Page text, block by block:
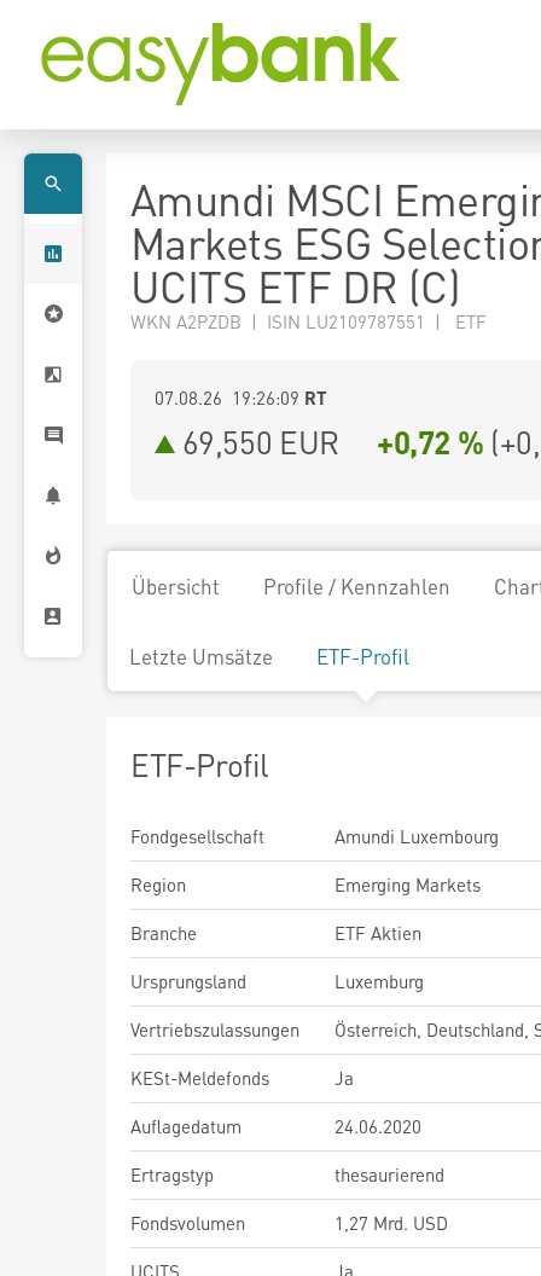
Amundi MSCI
Markets ESG
UCITS ETF DR (C)
WKN A2PZDB | ISIN LU2109787551 | ETF
07.08.26 19:26:09 RT
69,550 EUR +0,72 % (
Übersicht Profile / Kennzahlen
Letzte Umsätze ETF-Profil
ETF-Profil
Fondgesellschaft
Amundi Luxembourg
Region
Emerging Markets
Branche
ETF Aktien
Ursprungsland
Luxemburg
Vertriebszulassungen
Österreich, Deutschland,
KESt-Meldefonds
Ja
Auflagedatum
24.06.2020
Ertragstyp
thesaurierend
Fondsvolumen
1,27 Mrd. USD
UCITS
Ja